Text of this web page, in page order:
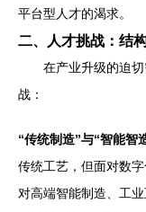
平台型人才的渴求。
二、人才挑战：结
在产业升级的迫
战：
“传统制造”与“智能智
传统工艺，但面对数
对高端智能制造、工